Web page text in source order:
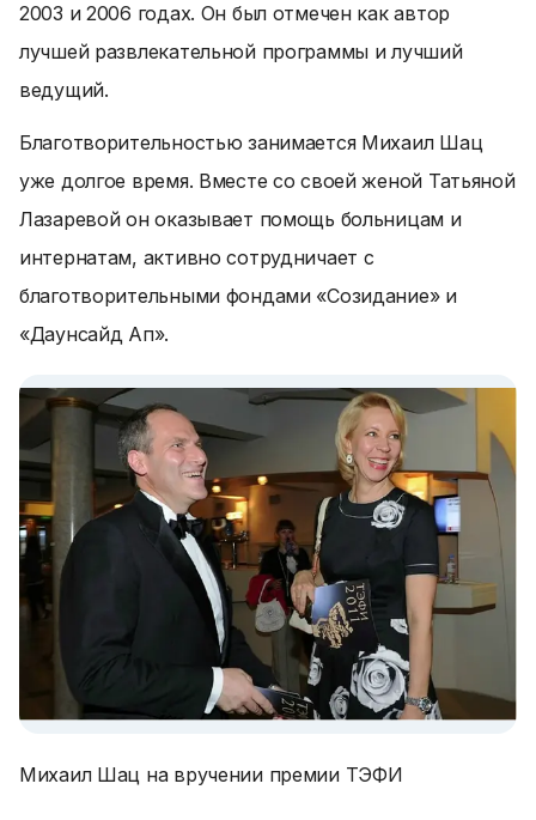
2003 и 2006 годах. Он был отмечен как автор
лучшей развлекательной программы и лучший
ведущий.
Благотворительностью занимается Михаил Шац
уже долгое время. Вместе со своей женой Татьяной
Лазаревой он оказывает помощь больницам и
интернатам, активно сотрудничает с
благотворительными фондами «Созидание» и
«Даунсайд Ап».
Михаил Шац на вручении премии ТЭФИ